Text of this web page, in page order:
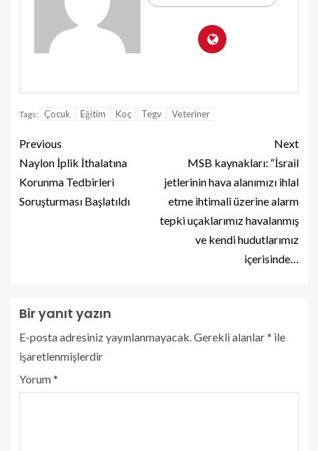
Tags: Çocuk Eğitim Koç Tegv Veteriner
Previous
Naylon İplik İthalatına
Korunma Tedbirleri
Soruşturması Başlatıldı
Next
MSB kaynakları: “İsrail
jetlerinin hava alanımızı ihlal
etme ihtimali üzerine alarm
tepki uçaklarımız havalanmış
ve kendi hudutlarımız
içerisinde…
Bir yanıt yazın
E-posta adresiniz yayınlanmayacak. Gerekli alanlar* ile
işaretlenmişlerdir
Yorum*